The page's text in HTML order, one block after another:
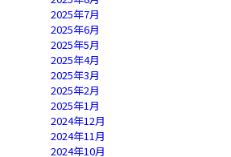
2025年7月
2025年6月
2025年5月
2025年4月
2025年3月
2025年2月
2025年1月
2024年12月
2024年11月
2024年10月